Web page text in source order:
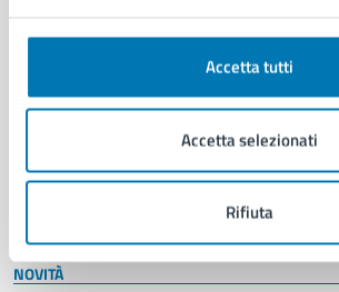
Accetta tutti
Accetta selezionati
Rifiuta
Documenti e certificati
Giustizia e sicurezza pubblica
Imprese e commercio
Salute, benessere e assistenza
Servizi Cimiteriali
NOVITÀ